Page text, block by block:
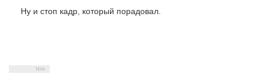
Ну и стоп кадр, который порадовал.